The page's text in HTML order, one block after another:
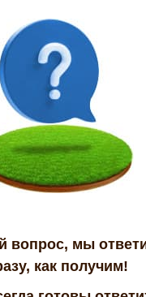
вопрос, мы
как получим!